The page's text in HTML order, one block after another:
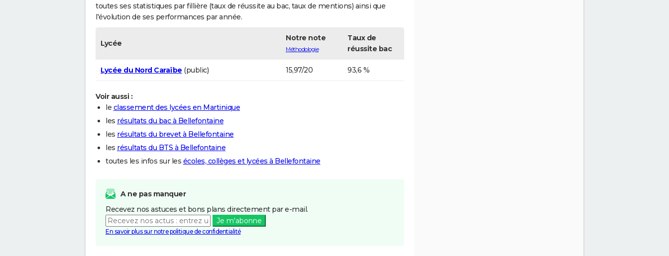
toutes ses statistiques par fillière (taux de réussite au bac, taux de mentions) ainsi que
l'évolution de ses performances par année.
Lycée
Notre note
Méthodologie
Taux de
réussite bac
Lycée du Nord Caraïbe (public) 15,97/20 93,6 %
Voir aussi :
le classement des lycées en Martinique
les résultats du bac à Bellefontaine
les résultats du brevet à Bellefontaine
les résultats du BTS à Bellefontaine
toutes les infos sur les écoles, collèges et lycées à Bellefontaine
A ne pas manquer
Recevez nos astuces et bons plans directement par e-mail.
Je m'abonne
En savoir plus sur notre politique de confidentialité